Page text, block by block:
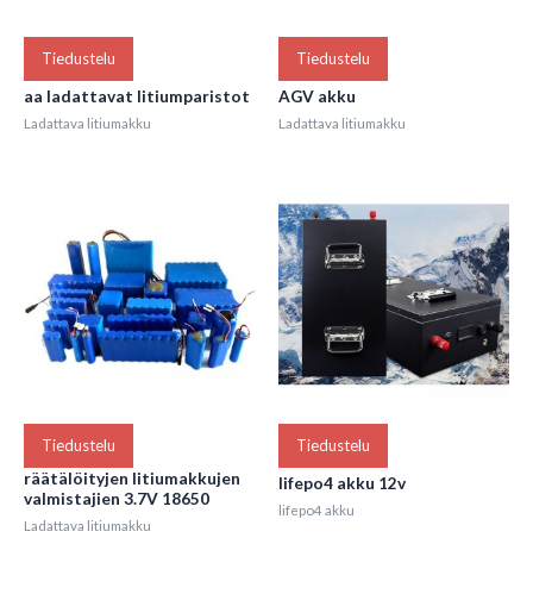
Tiedustelu
aa ladattavat litiumparistot
Ladattava litiumakku
Tiedustelu
AGV akku
Ladattava litiumakku
Tiedustelu
räätälöityjen litiumakkujen
valmistajien 3.7V 18650
Ladattava litiumakku
Tiedustelu
lifepo4 akku 12v
lifepo4 akku